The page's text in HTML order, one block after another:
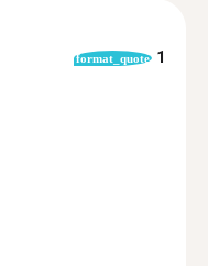
format_quote 1